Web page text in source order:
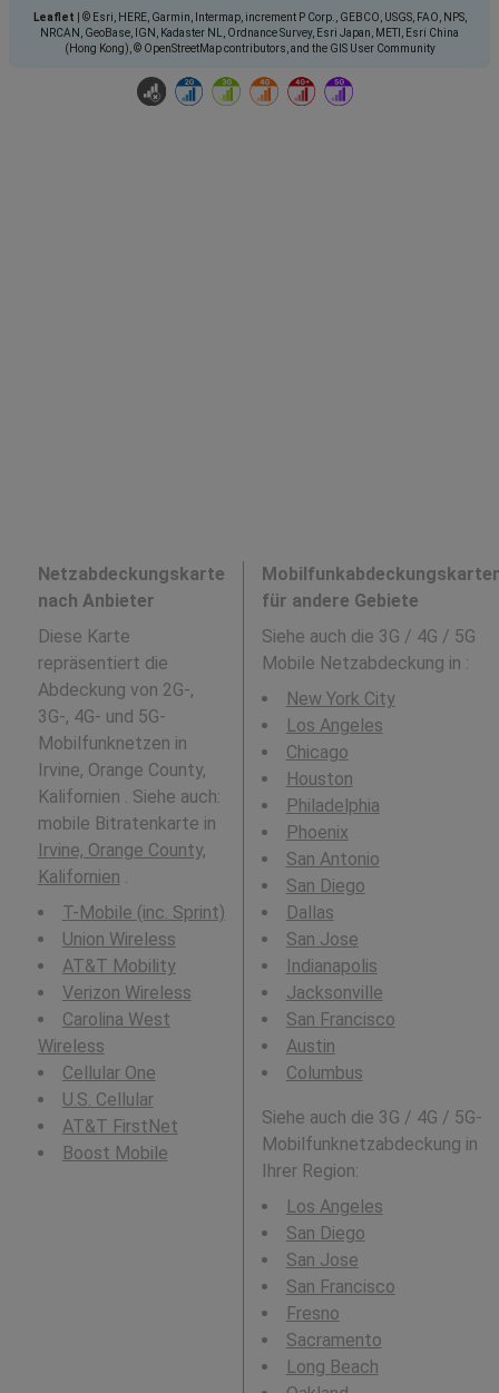
Leaflet
© Esri, HERE, Garmin, Intermap, increment P Corp., GEBCO, USGS, FAO, NPS,
NRCAN, GeoBase, IGN, Kadaster NL, Ordnance Survey, Esri Japan, METI, Esri China
(Hong Kong), © OpenStreetMap contributors, and the GIS User Community
Netzabdeckungskarte
nach Anbieter
Diese Karte
repräsentiert die
Abdeckung von 2G-,
3G-, 4G- und 5G-
Mobilfunknetzen in
Irvine, Orange County,
Kalifornien . Siehe auch:
mobile Bitratenkarte in
Irvine, Orange County,
Kalifornien .
T-Mobile (inc. Sprint)
Union Wireless
AT&T Mobility
Verizon Wireless
Carolina West
Wireless
Cellular One
U.S. Cellular
AT&T FirstNet
Boost Mobile
für andere Gebiete
Siehe auch die 3G / 4G / 5G
Mobile Netzabdeckung in :
New York City
Los Angeles
Chicago
Houston
Philadelphia
Phoenix
San Antonio
San Diego
Dallas
San Jose
Indianapolis
Jacksonville
San Francisco
Austin
Columbus
Siehe auch die 3G / 4G / 5G-
Mobilfunknetzabdeckung in
Ihrer Region:
Los Angeles
San Diego
San Jose
San Francisco
Fresno
Sacramento
Long Beach